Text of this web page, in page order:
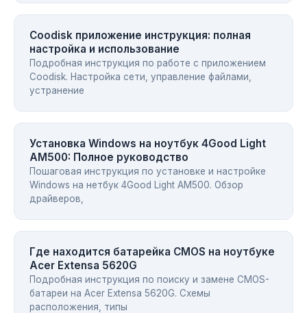
Coodisk приложение инструкция: полная
настройка и использование
Подробная инструкция по работе с приложением
Coodisk. Настройка сети, управление файлами,
устранение
Установка Windows на ноутбук 4Good Light
AM500: Полное руководство
Пошаговая инструкция по установке и настройке
Windows на нетбук 4Good Light AM500. Обзор
драйверов,
Где находится батарейка CMOS на ноутбуке
Acer Extensa 5620G
Подробная инструкция по поиску и замене CMOS-
батареи на Acer Extensa 5620G. Схемы
расположения, типы